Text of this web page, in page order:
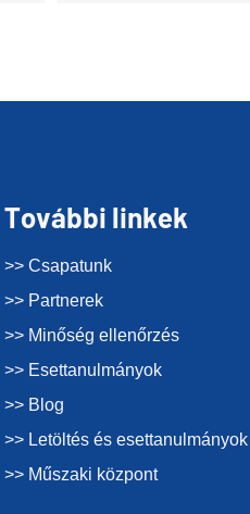
További linkek
>> Csapatunk
>> Partnerek
>> Minőség ellenőrzés
>> Esettanulmányok
>> Blog
>> Letöltés és esettanulmányok
>> Műszaki központ